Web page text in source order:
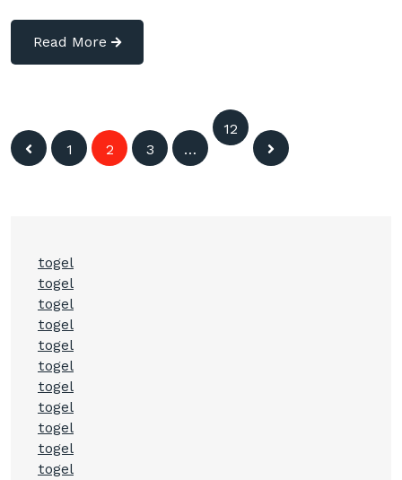
Read More
Posts
navigation
1 2 3 …
12
7
togel
togel
togel
togel
togel
togel
togel
togel
togel
togel
togel